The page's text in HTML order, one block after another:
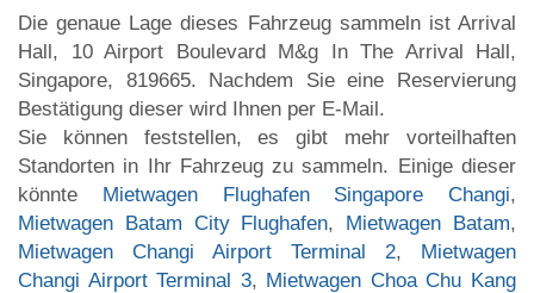
Die genaue Lage dieses Fahrzeug sammeln ist Arrival
Hall, 10 Airport Boulevard M&g In The Arrival Hall,
Singapore, 819665. Nachdem Sie eine Reservierung
Bestätigung dieser wird Ihnen per E-Mail.
Sie können feststellen, es gibt mehr vorteilhaften
Standorten in Ihr Fahrzeug zu sammeln. Einige dieser
könnte Mietwagen Flughafen Singapore Changi,
Mietwagen Batam City Flughafen, Mietwagen Batam,
Mietwagen Changi Airport Terminal 2, Mietwagen
Changi Airport Terminal 3, Mietwagen Choa Chu Kang